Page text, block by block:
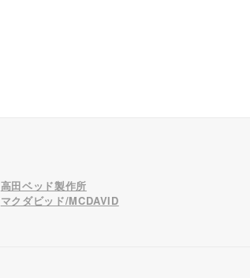
高田ベッド製作所
マクダビッド/MCDAVID